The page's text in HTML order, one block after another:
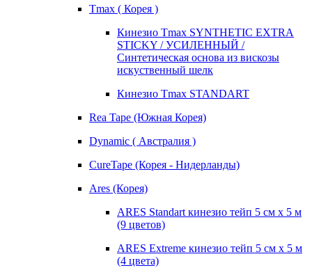
Tmax ( Корея )
Кинезио Tmax SYNTHETIC EXTRA
STICKY / УСИЛЕННЫЙ /
Синтетическая основа из вискозы
искуственный шелк
Кинезио Tmax STANDART
Rea Tape (Южная Корея)
Dynamic ( Австралия )
CureTape (Корея - Нидерланды)
Ares (Корея)
ARES Standart кинезио тейп 5 см х 5 м
(9 цветов)
ARES Extreme кинезио тейп 5 см х 5 м
(4 цвета)